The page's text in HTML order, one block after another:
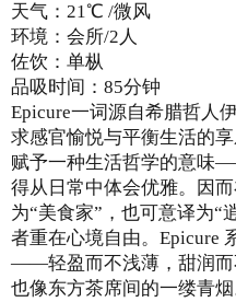
天气：21℃ /微风
环境：会所/2人
佐饮：单枞
品吸时间：85分钟
Epicure一词源自希腊哲人
求感官愉悦与平衡生活的
赋予一种生活哲学的意味
得从日常中体会优雅。因
为“美食家”，也可意译为“
者重在心境自由。Epicure
——轻盈而不浅薄，甜润而
也像东方茶席间的一缕青